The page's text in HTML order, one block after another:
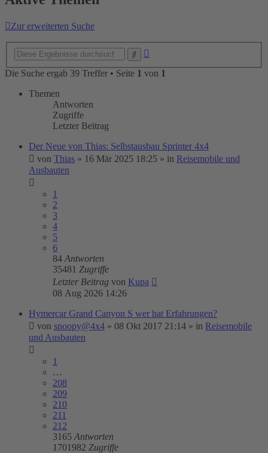
Zur erweiterten Suche
Die Suche ergab 39 Treffer • Seite 1 von 1
Themen
Antworten
Zugriffe
Letzter Beitrag
Der Neue von Thias: Selbstausbau Sprinter 4x4
von Thias » 16 Mär 2025 18:25 » in Reisemobile und
Ausbauten
1
2
3
4
5
6
84 Antworten
35481 Zugriffe
Letzter Beitrag von Kupa
08 Aug 2026 14:26
Hymercar Grand Canyon S wer hat Erfahrungen?
von snoopy@4x4 » 08 Okt 2017 21:14 » in Reisemobile
und Ausbauten
1
…
208
209
210
211
212
3165 Antworten
1701982 Zugriffe